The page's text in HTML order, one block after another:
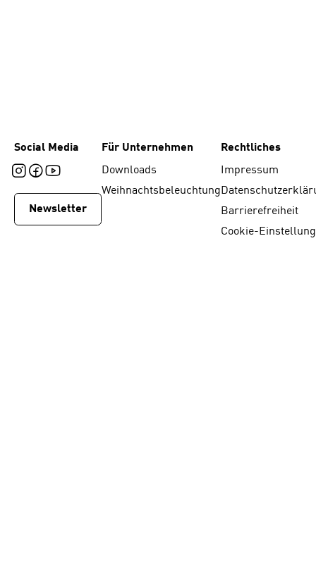
Social Media
Newsletter
Für Unternehmen
Downloads
Weihnachtsbeleuchtung
Rechtliches
Impressum
Barrierefreiheit
Cookie-